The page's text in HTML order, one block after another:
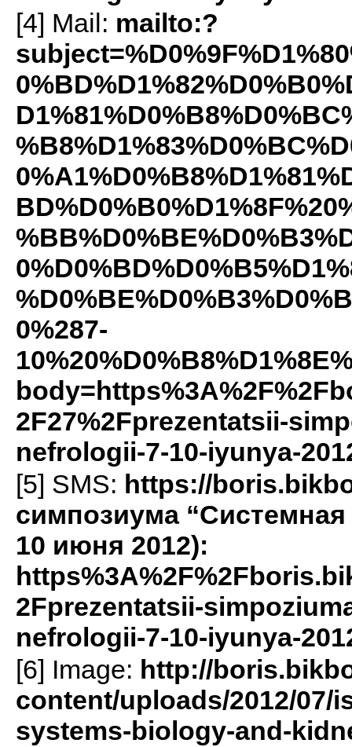
[4] Mail: mailto:?
0%287-
2F27%2Fprezentatsii-
nefrologii-7-10-iyunya-
[5] SMS: https://
симпозиума
10 июня 2012):
2Fprezentatsii-
nefrologii-7-10-iyunya-
[6] Image: http://
content/uploads/2012/07/
systems-biology-and-